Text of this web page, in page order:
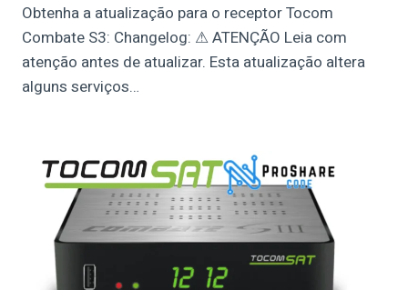
Obtenha a atualização para o receptor Tocom
Combate S3: Changelog: ⚠ ATENÇÃO Leia com
atenção antes de atualizar. Esta atualização altera
alguns serviços…